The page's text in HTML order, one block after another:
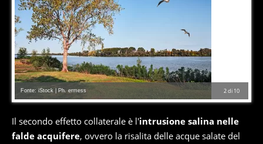
2di 10
Fonte: iStock | Ph. ermess
Il secondo effetto collaterale è l'intrusione salina nelle
falde acquifere, ovvero la risalita delle acque salate del